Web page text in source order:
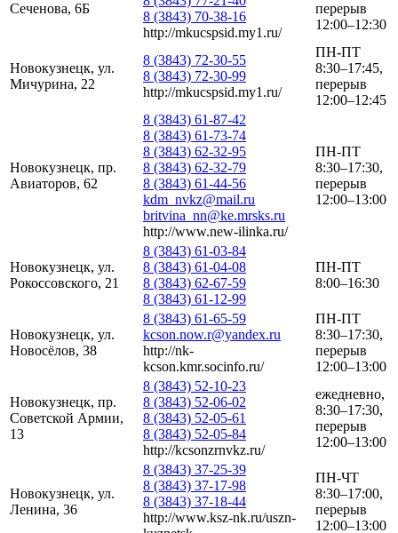
Сеченова, 6Б
8 (3843) 70-38-16
http://mkucspsid.my1.ru/
перерыв
12:00–12:30
Новокузнецк, ул.
Мичурина, 22
8 (3843) 72-30-55
8 (3843) 72-30-99
http://mkucspsid.my1.ru/
ПН-ПТ
8:30–17:45,
перерыв
12:00–12:45
Новокузнецк, пр.
Авиаторов, 62
8 (3843) 61-87-42
8 (3843) 61-73-74
8 (3843) 62-32-95
8 (3843) 62-32-79
8 (3843) 61-44-56
kdm_nvkz@mail.ru
britvina_nn@ke.mrsks.ru
http://www.new-ilinka.ru/
ПН-ПТ
8:30–17:30,
перерыв
12:00–13:00
Новокузнецк, ул.
Рокоссовского, 21
8 (3843) 61-03-84
8 (3843) 61-04-08
8 (3843) 62-67-59
8 (3843) 61-12-99
ПН-ПТ
8:00–16:30
Новокузнецк, ул.
Новосёлов, 38
8 (3843) 61-65-59
kcson.now.r@yandex.ru
http://nk-
kcson.kmr.socinfo.ru/
ПН-ПТ
8:30–17:30,
перерыв
12:00–13:00
Новокузнецк, пр.
Советской Армии,
13
8 (3843) 52-10-23
8 (3843) 52-06-02
8 (3843) 52-05-61
8 (3843) 52-05-84
http://kcsonzrnvkz.ru/
ежедневно,
8:30–17:30,
перерыв
12:00–13:00
Новокузнецк, ул.
Ленина, 36
8 (3843) 37-25-39
8 (3843) 37-17-98
8 (3843) 37-18-44
http://www.ksz-nk.ru/uszn-
ПН-ЧТ
8:30–17:00,
перерыв
12:00–13:00